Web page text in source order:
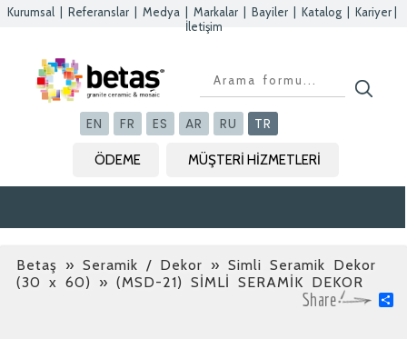
Kurumsal Referanslar Medya Markalar Bayiler Katalog Kariyer
İletişim
EN FR ES AR RU TR
ÖDEME MÜŞTERİ HİZMETLERİ
Betaş » Seramik / Dekor » Simli Seramik Dekor
(30 x 60)
» (MSD-21) SİMLİ SERAMİK DEKOR